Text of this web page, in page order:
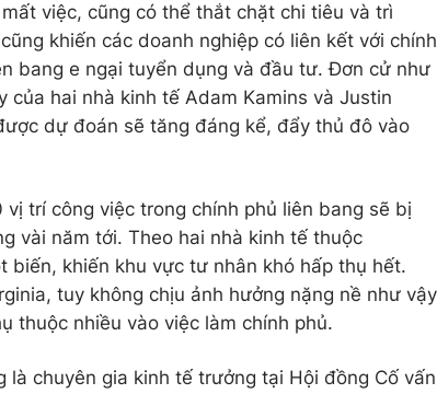
việc, cũng có thể thắt chặt chi tiêu và trì
khiến các doanh nghiệp có liên kết với chính
bang e ngại tuyển dụng và đầu tư. Đơn cử như
của hai nhà kinh tế Adam Kamins và Justin
dự đoán sẽ tăng đáng kể, đẩy thủ đô vào
trí công việc trong chính phủ liên bang sẽ bị
vài năm tới. Theo hai nhà kinh tế thuộc
biến, khiến khu vực tư nhân khó hấp thụ hết.
tuy không chịu ảnh hưởng nặng nề như vậy
thuộc nhiều vào việc làm chính phủ.
chuyên gia kinh tế trưởng tại Hội đồng Cố vấn